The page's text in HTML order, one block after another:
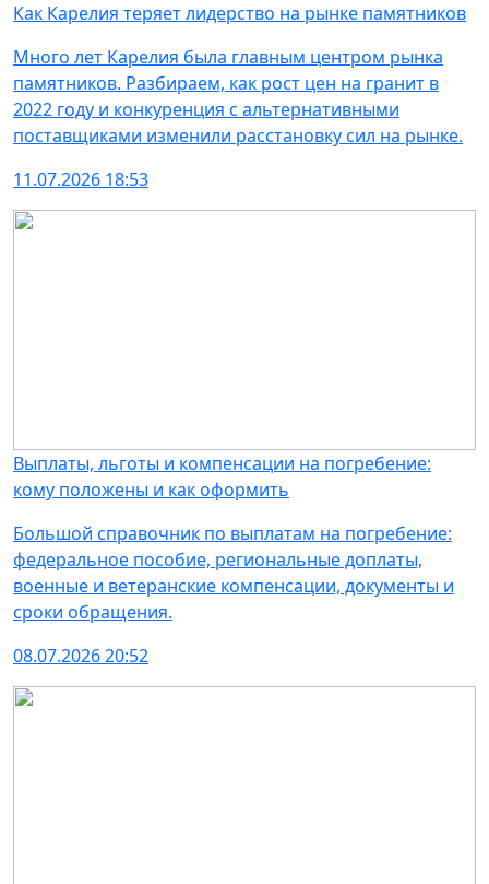
Как Карелия теряет лидерство на рынке памятников
Много лет Карелия была главным центром рынка
памятников. Разбираем, как рост цен на гранит в
2022 году и конкуренция с альтернативными
поставщиками изменили расстановку сил на рынке.
11.07.2026 18:53
Выплаты, льготы и компенсации на погребение:
кому положены и как оформить
Большой справочник по выплатам на погребение:
федеральное пособие, региональные доплаты,
военные и ветеранские компенсации, документы и
сроки обращения.
08.07.2026 20:52